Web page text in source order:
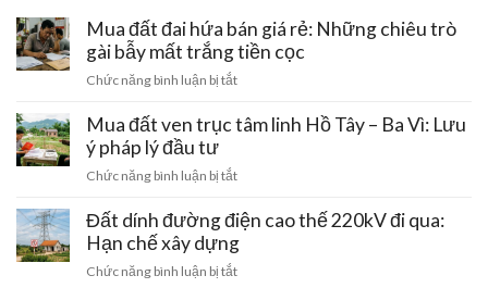
Mua đất đai hứa bán giá rẻ: Những chiêu trò
gài bẫy mất trắng tiền cọc
Chức năng bình luận bị tắtở
đất
bán
rẻ:
Những
Mua đất ven trục tâm linh Hồ Tây – Ba Vì: Lưu
ý pháp lý đầu tư
Chức năng bình luận bị tắtở
đất
ven
trục
tâm
Đất dính đường điện cao thế 220kV đi qua:
Hạn chế xây dựng
Chức năng bình luận bị tắtở